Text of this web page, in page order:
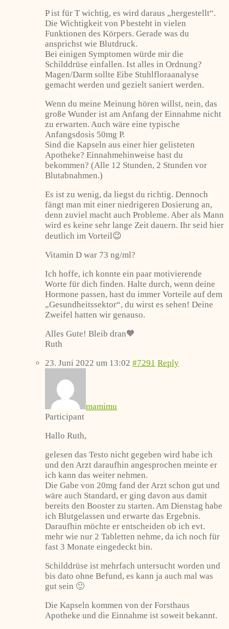
P ist für T wichtig, es wird daraus „hergestellt“.
Die Wichtigkeit von P besteht in vielen
Funktionen des Körpers. Gerade was du
ansprichst wie Blutdruck.
Bei einigen Symptomen würde mir die
Schilddrüse einfallen. Ist alles in Ordnung?
Magen/Darm sollte Eibe Stuhlfloraanalyse
gemacht werden und gezielt saniert werden.
Wenn du meine Meinung hören willst, nein, das
große Wunder ist am Anfang der Einnahme nicht
zu erwarten. Auch wäre eine typische
Anfangsdosis 50mg P.
Sind die Kapseln aus einer hier gelisteten
Apotheke? Einnahmehinweise hast du
bekommen? (Alle 12 Stunden, 2 Stunden vor
Blutabnahmen.)
Es ist zu wenig, da liegst du richtig. Dennoch
fängt man mit einer niedrigeren Dosierung an,
denn zuviel macht auch Probleme. Aber als Mann
wird es keine sehr lange Zeit dauern. Ihr seid hier
deutlich im Vorteil😉
Vitamin D war 73 ng/ml?
Ich hoffe, ich konnte ein paar motivierende
Worte für dich finden. Halte durch, wenn deine
Hormone passen, hast du immer Vorteile auf dem
„Gesundheitssektor“, du wirst es sehen! Deine
Zweifel hatten wir genauso.
Alles Gute! Bleib dran🧡
Ruth
23. Juni 2022 um 13:02 #7291 Reply
mamimu
Participant
Hallo Ruth,
gelesen das Testo nicht gegeben wird habe ich
und den Arzt daraufhin angesprochen meinte er
ich kann das weiter nehmen.
Die Gabe von 20mg fand der Arzt schon gut und
wäre auch Standard, er ging davon aus damit
bereits den Booster zu starten. Am Dienstag habe
ich Blutgelassen und erwarte das Ergebnis.
Daraufhin möchte er entscheiden ob ich evt.
mehr wie nur 2 Tabletten nehme, da ich noch für
fast 3 Monate eingedeckt bin.
Schilddrüse ist mehrfach untersucht worden und
bis dato ohne Befund, es kann ja auch mal was
gut sein 🙂
Die Kapseln kommen von der Forsthaus
Apotheke und die Einnahme ist soweit bekannt.